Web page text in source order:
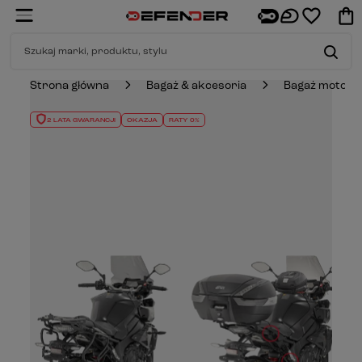
Strona główna Bagaż & akcesoria Bagaż
2 LATA GWARANCJI OKAZJA RATY 0%